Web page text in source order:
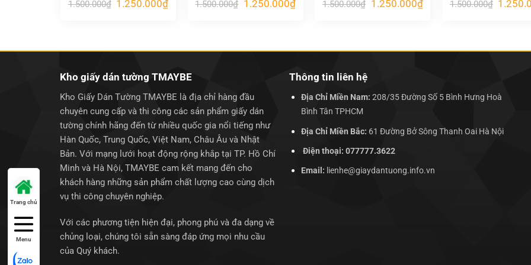
1.500.000₫ Giá
1.250.000₫Giá
1.500.000₫ Giá
1.250.000₫Giá
hiện
1.500.000₫ Giá
1.250.000₫Giá
hiện
1.500.000₫ Giá
Kho giấy dán tường TMAYBE
Kho Giấy Dán Tường TMAYBE là địa chỉ hàng đầu
chuyên cung cấp và thi công các sản phẩm giấy dán
tường chính hãng đến từ nhiều quốc gia nổi tiếng như
Hàn Quốc, Trung Quốc, Việt Nam, Châu Âu và Nhật
Bản. Với mạng lưới hoạt động rộng khắp tại TP. Hồ Chí
Minh và Hà Nội, TMAYBE cam kết mang đến cho
khách hàng những sản phẩm chất lượng cao cùng dịch
vụ thi công chuyên nghiệp.
Với các phương tiện hiện đại, phong phú và đa dạng về
chủng loại, chúng tôi sẵn sàng đáp ứng mọi nhu cầu
của Quý khách.
Thông tin liên hệ
Địa Chỉ Miền Nam: 208/35 Đường Số 5 Bình Hưng Hoà
Bình Tân TPHCM
Địa Chỉ Miền Bắc: 61 Đường Bở Sông Thanh Oai Hà Nội
Điện thoại: 077777.3622
Email: lienhe@giaydantuong.info.vn
Trang chủ
Menu